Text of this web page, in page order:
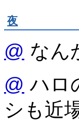
夜
@ なん
@ ハロ
シも近